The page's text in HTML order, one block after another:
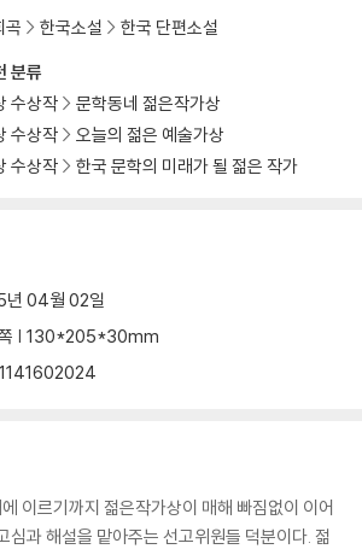
분류
수상작
문학동네 젊은작가상
수상작
오늘의 젊은 예술가상
수상작 한국 문학의 미래가 될 젊은 작가
곡 한국소설 한국 단편소설
년 04월 02일
| 130*205*30mm
이르기까지 젊은작가상이 매해 빠짐없이 이어
심과 해설을 맡아주는 선고위원들 덕분이다. 젊